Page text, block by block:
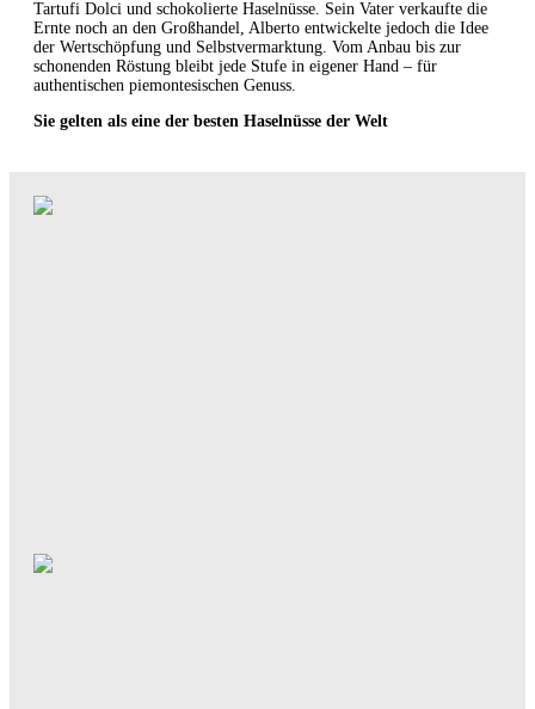
Tartufi Dolci und schokolierte Haselnüsse. Sein Vater verkaufte die
Ernte noch an den Großhandel, Alberto entwickelte jedoch die Idee
der Wertschöpfung und Selbstvermarktung. Vom Anbau bis zur
schonenden Röstung bleibt jede Stufe in eigener Hand – für
authentischen piemontesischen Genuss.
Sie gelten als eine der besten Haselnüsse der Welt